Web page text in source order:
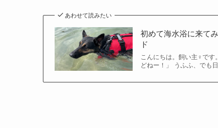
あわせて読みたい
初めて海水浴に来て
ド
こんにちは。飼い主♀で
どねー！」 うふふ、でも